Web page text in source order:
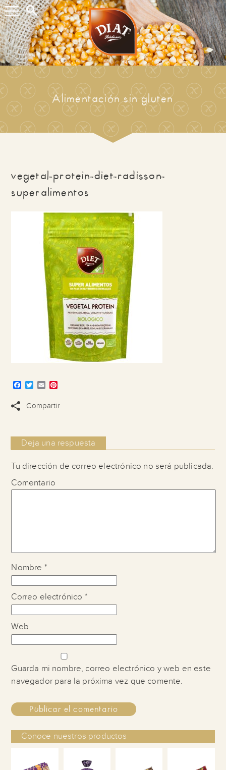
Buscar...
Alimentación sin gluten
vegetal-protein-diet-radisson-
superalimentos
Facebook
Twitter
Email
Compartir
Deja una respuesta
Tu dirección de correo electrónico no será publicada.
Comentario
Nombre *
Correo electrónico *
Web
Guarda mi nombre, correo electrónico y web en este
navegador para la próxima vez que comente.
Conoce nuestros productos